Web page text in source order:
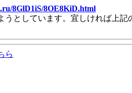
8GlD1iS/8OE8KiD.html
うとしています。宜しければ上
ら